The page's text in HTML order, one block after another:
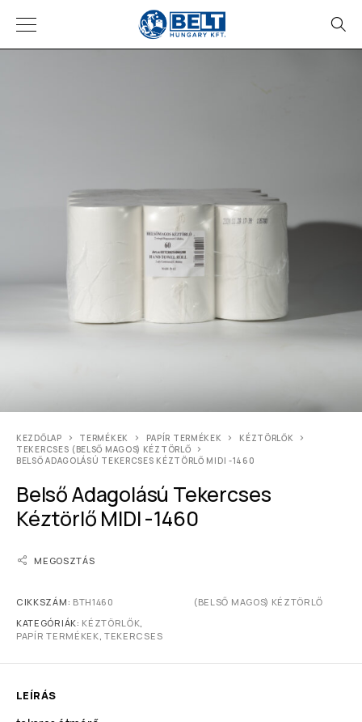
KEZDŐLAP TERMÉKEK PAPÍR TERMÉKEK
KÉZTÖRLŐK
TEKERCSES (BELSŐ MAGOS) KÉZTÖRLŐ
BELSŐ ADAGOLÁSÚ TEKERCSES KÉZTÖRLŐ MIDI -1460
Belső Adagolású Tekercses
Kéztörlő MIDI -1460
MEGOSZTÁS
CIKKSZÁM: BTH1460
KATEGÓRIÁK: KÉZTÖRLŐK,
PAPÍR TERMÉKEK, TEKERCSES
(BELSŐ MAGOS) KÉZTÖRLŐ
LEÍRÁS